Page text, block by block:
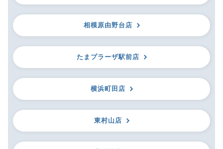
相模原由野台店
たまプラーザ駅前店
横浜町田店
東村山店